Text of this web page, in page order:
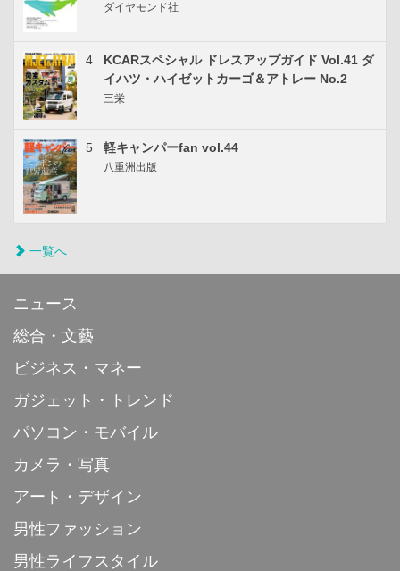
ダイヤモンド社
4
KCARスペシャル ドレスアップガイド Vol.41 ダ
イハツ・ハイゼットカーゴ＆アトレー No.2
三栄
5 軽キャンパーfan vol.44
八重洲出版
一覧へ
ニュース
総合・文藝
ビジネス・マネー
ガジェット・トレンド
パソコン・モバイル
カメラ・写真
アート・デザイン
男性ファッション
男性ライフスタイル